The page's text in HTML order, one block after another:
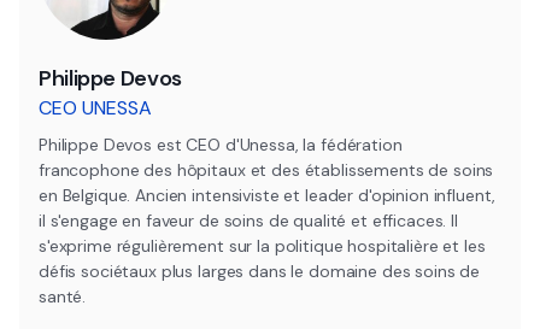
Philippe Devos
CEO UNESSA
Philippe Devos est CEO d'Unessa, la fédération
francophone des hôpitaux et des établissements de soins
en Belgique. Ancien intensiviste et leader d'opinion influent,
il s'engage en faveur de soins de qualité et efficaces. Il
s'exprime régulièrement sur la politique hospitalière et les
défis sociétaux plus larges dans le domaine des soins de
santé.